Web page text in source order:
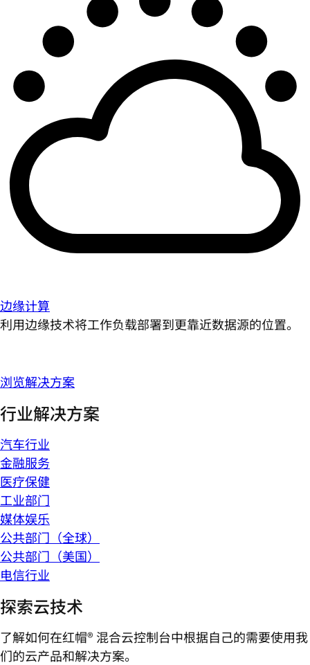
边缘计算
利用边缘技术将工作负载部署到更靠近数据源的位置。
浏览解决方案
行业解决方案
汽车行业
金融服务
医疗保健
工业部门
媒体娱乐
公共部门（全球）
公共部门（美国）
电信行业
探索云技术
了解如何在红帽® 混合云控制台中根据自己的需要使用我
们的云产品和解决方案。